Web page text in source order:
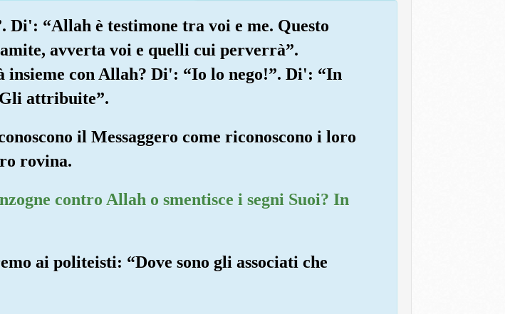
Di': “Allah è testimone tra voi e me. Questo
avverta voi e quelli cui perverrà”.
con Allah? Di': “Io lo nego!”. Di': “In
attribuite”.
il Messaggero come riconoscono i loro
rovina.
contro Allah o smentisce i segni Suoi? In
ai politeisti: “Dove sono gli associati che